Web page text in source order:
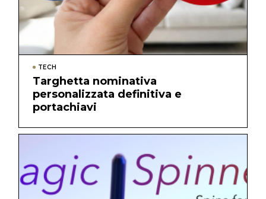
TECH
Targhetta nominativa
personalizzata definitiva e
portachiavi